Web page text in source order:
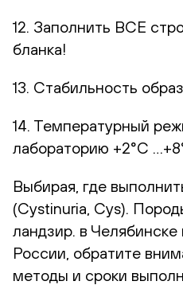
12. Заполнить ВСЕ
бланка!
13. Стабильность
14. Температурный
лабораторию +2°С
Выбирая, где
(Cystinuria, Cys).
ландзир. в Челябинске
России, обратите
методы и сроки